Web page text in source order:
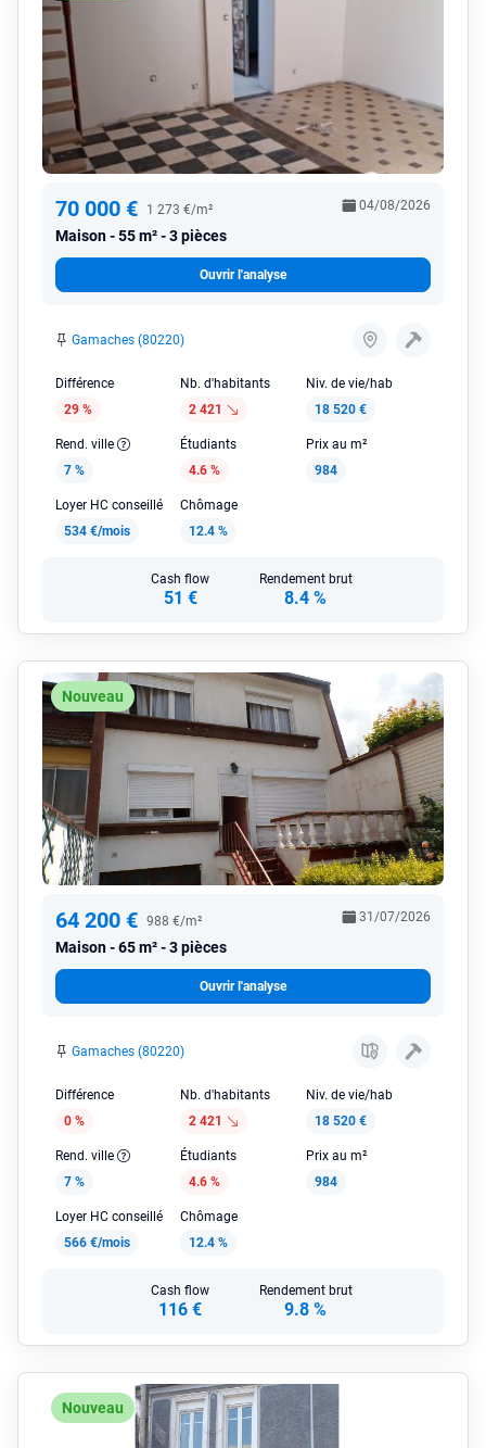
70 000 € 1 273 €/m²
Maison 55 m² - 3 pièces
04/08/2026
Ouvrir l'analyse
Gamaches (80220)
Différence
29 %
Nb. d'habitants
2 421
Niv. de vie/hab
18 520 €
Rend. ville
7 %
Étudiants
4.6 %
Prix au m²
984
Loyer HC conseillé
534 €/mois
Chômage
12.4 %
Cash flow
51 €
Rendement brut
8.4 %
Nouveau
64 200 € 988 €/m²
Maison 65 m² - 3 pièces
31/07/2026
Ouvrir l'analyse
Gamaches (80220)
Différence
0 %
Nb. d'habitants
2 421
Niv. de vie/hab
18 520 €
Rend. ville
7 %
Étudiants
4.6 %
Prix au m²
984
Loyer HC conseillé
566 €/mois
Chômage
12.4 %
Cash flow
116 €
Rendement brut
9.8 %
Nouveau